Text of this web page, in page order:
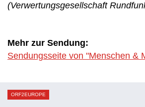
(Verwertungsgesellschaft
Mehr zur Sendung:
Sendungsseite von "Menschen &
ORF2EUROPE